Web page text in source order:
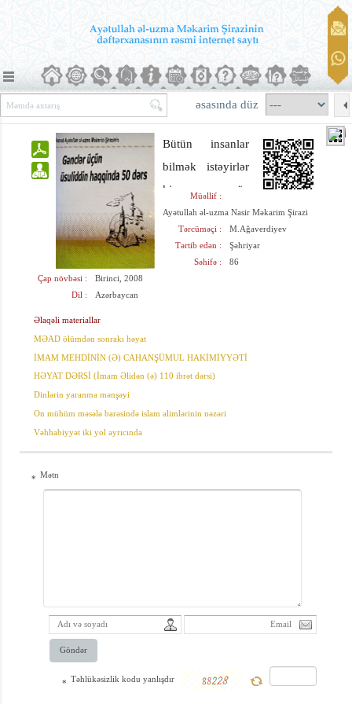
əsasında düz
Bütün insanlar
bilmək istəyirlər
ki, öz
kəhkaşanları ilə
birgə ucsuz-
bucaqsız asiman,
quşlar, müxtəlif
dağlar, güllər,
hazırlanmışdır?
Müəllif :
Ayətullah əl-uzma Nasir Məkarim Şirazi
Tərcüməçi :
M.Ağaverdiyev
Tərtib edən :
Şəhriyar
Səhifə :
86
Çap növbəsi :
Birinci, 2008
Dil :
Azərbaycan
Əlaqəli materiallar
MƏAD ölümdən sonrakı həyat
İMAM MEHDİNİN (Ə) CAHANŞÜMUL HAKİMİYYƏTİ
HƏYAT DƏRSİ (İmam Əlidən (ə) 110 ibrət dərsi)
Dinlərin yaranma mənşəyi
On mühüm məsələ barəsində islam alimlərinin nəzəri
Vəhhabiyyət iki yol ayrıcında
* Mətn
Göndər
* Təhlükəsizlik kodu yanlışdır